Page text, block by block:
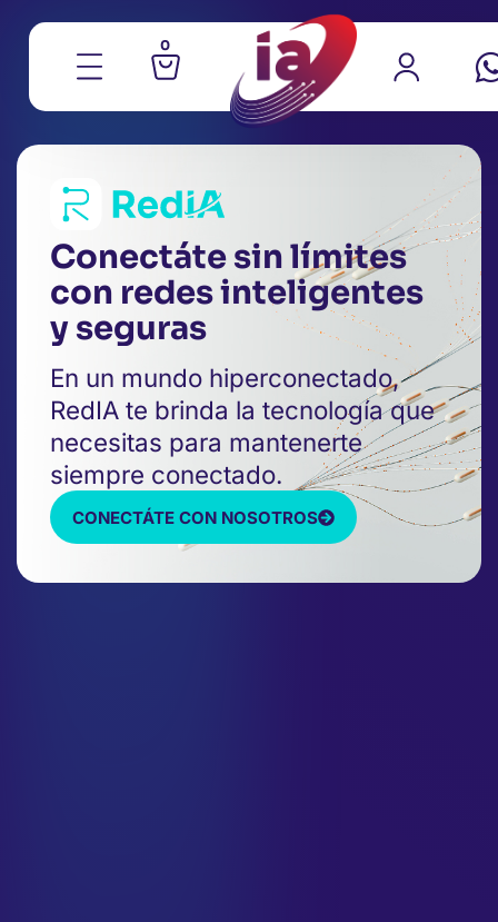
0
Conectáte sin límites
con redes inteligentes
y seguras
En un mundo hiperconectado,
RedIA te brinda la tecnología que
necesitas para mantenerte
siempre conectado.
CONECTÁTE CON NOSOTROS